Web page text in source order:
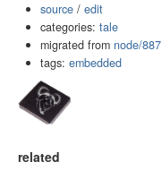
source / edit
categories: tale
migrated from node/887
tags: embedded
related